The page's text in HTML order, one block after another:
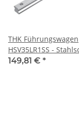
THK Führungswagen
HSV35LR1SS -
149,81 € *